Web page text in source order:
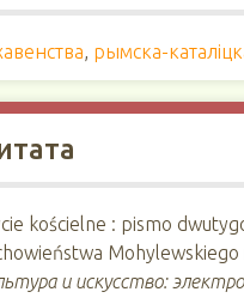
, рымска-
kościelne : pismo
Mohylewskiego
и искусство: